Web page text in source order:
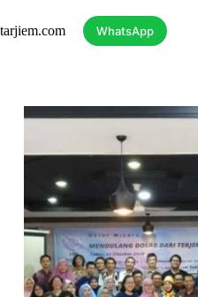
content
tarjiem.com WhatsApp